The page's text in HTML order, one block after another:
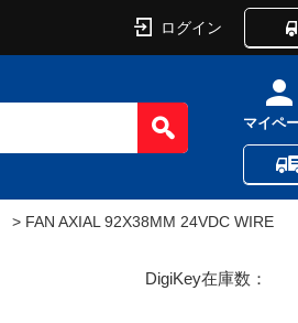
ログイン
マイペ
> FAN AXIAL 92X38MM 24VDC WIRE
DigiKey在庫数：